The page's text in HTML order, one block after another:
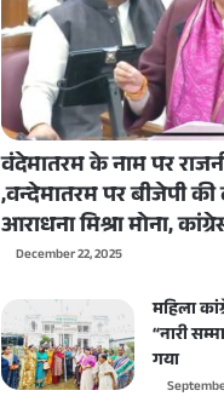
वंदेमातरम के नाम पर
,वन्देमातरम पर बीजेपी की
आराधना मिश्रा मोना,
December 22, 2025
महिला
“नारी
गया